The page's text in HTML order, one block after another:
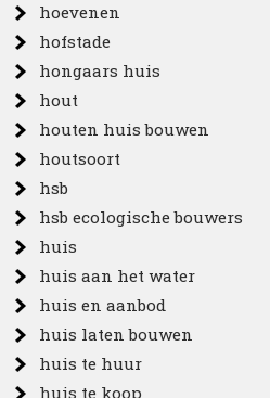
hoevenen
hofstade
hongaars huis
hout
houten huis bouwen
houtsoort
hsb
hsb ecologische bouwers
huis
huis aan het water
huis en aanbod
huis laten bouwen
huis te huur
huis te koop